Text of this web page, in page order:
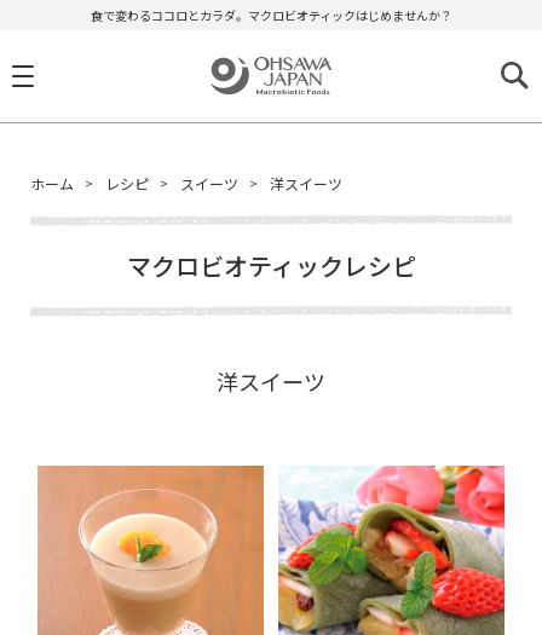
食で変わるココロとカラダ。マクロビオティックはじめませんか？
ホーム レシピ スイーツ 洋スイーツ
マクロビオティックレシピ
洋スイーツ